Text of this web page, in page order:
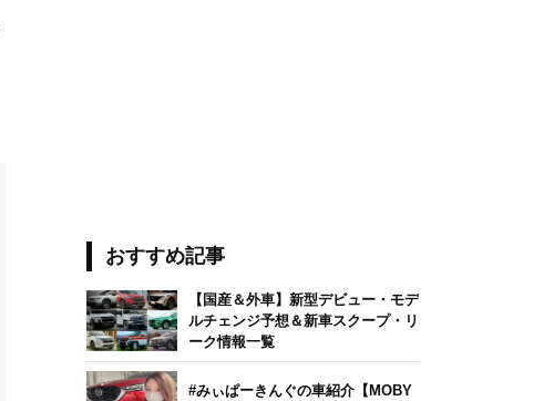
おすすめ記事
【国産＆外車】新型デビュー・モデ
ルチェンジ予想＆新車スクープ・リ
ーク情報一覧
#みぃぱーきんぐの車紹介【MOBY